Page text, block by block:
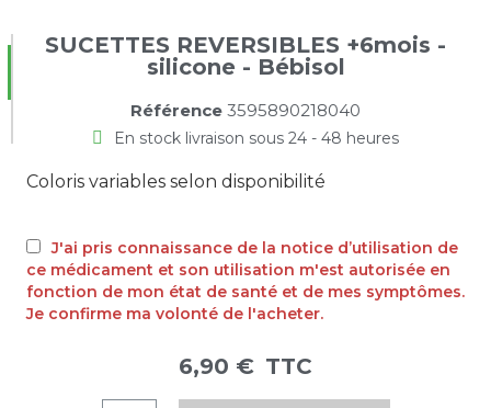
SUCETTES REVERSIBLES +6mois -
silicone - Bébisol
Référence 3595890218040
En stock livraison sous 24 - 48 heures
Coloris variables selon disponibilité
J'ai pris connaissance de la notice d’utilisation de
ce médicament et son utilisation m'est autorisée en
fonction de mon état de santé et de mes symptômes.
Je confirme ma volonté de l'acheter.
6,90 € TTC